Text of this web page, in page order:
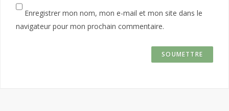
Enregistrer mon nom, mon e-mail et mon site dans le
navigateur pour mon prochain commentaire.